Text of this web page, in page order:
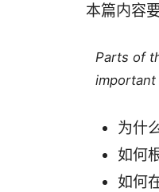
本篇内容
Parts of
为什
如何
如何